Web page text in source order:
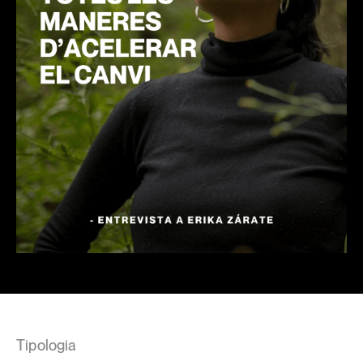
Tipologia